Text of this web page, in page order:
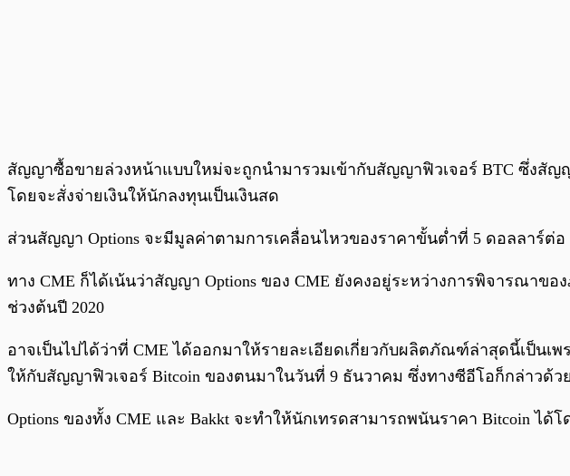
สัญญาซื้อขายล่วงหน้าแบบใหม่จะถูกนำมารวมเข้ากับสัญญาฟิวเจอร์ BTC ซึ่งสัญ
โดยจะสั่งจ่ายเงินให้นักลงทุนเป็นเงินสด
ส่วนสัญญา Options จะมีมูลค่าตามการเคลื่อนไหวของราคาขั้นต่ำที่ 5 ดอลลาร์ต่
ทาง CME ก็ได้เน้นว่าสัญญา Options ของ CME ยังคงอยู่ระหว่างการพิจารณา
ช่วงต้นปี 2020
อาจเป็นไปได้ว่าที่ CME ได้ออกมาให้รายละเอียดเกี่ยวกับผลิตภัณฑ์ล่าสุดนี้เป็นเ
ให้กับสัญญาฟิวเจอร์ Bitcoin ของตนมาในวันที่ 9 ธันวาคม ซึ่งทางซีอีโอก็กล่าวด้
Options ของทั้ง CME และ Bakkt จะทำให้นักเทรดสามารถพนันราคา Bitcoin ได้